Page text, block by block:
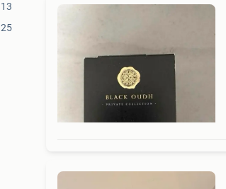
13
25